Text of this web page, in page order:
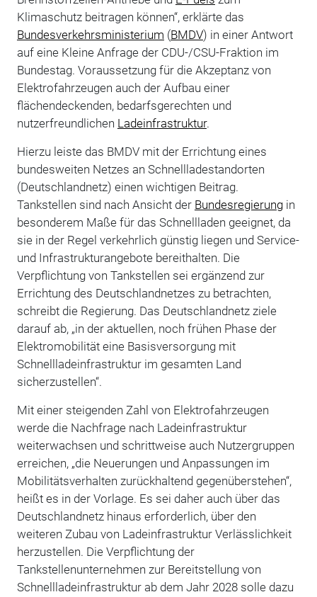
Klimaschutz beitragen können“, erklärte das
Bundesverkehrsministerium (BMDV) in einer Antwort
auf eine Kleine Anfrage der CDU-/CSU-Fraktion im
Bundestag. Voraussetzung für die Akzeptanz von
Elektrofahrzeugen auch der Aufbau einer
flächendeckenden, bedarfsgerechten und
nutzerfreundlichen Ladeinfrastruktur.
Hierzu leiste das BMDV mit der Errichtung eines
bundesweiten Netzes an Schnellladestandorten
(Deutschlandnetz) einen wichtigen Beitrag.
Tankstellen sind nach Ansicht der Bundesregierungin
besonderem Maße für das Schnellladen geeignet, da
sie in der Regel verkehrlich günstig liegen und Service-
und Infrastrukturangebote bereithalten. Die
Verpflichtung von Tankstellen sei ergänzend zur
Errichtung des Deutschlandnetzes zu betrachten,
schreibt die Regierung. Das Deutschlandnetz ziele
darauf ab, „in der aktuellen, noch frühen Phase der
Elektromobilität eine Basisversorgung mit
Schnellladeinfrastruktur im gesamten Land
sicherzustellen“.
Mit einer steigenden Zahl von Elektrofahrzeugen
werde die Nachfrage nach Ladeinfrastruktur
weiterwachsen und schrittweise auch Nutzergruppen
erreichen, „die Neuerungen und Anpassungen im
Mobilitätsverhalten zurückhaltend gegenüberstehen“,
heißt es in der Vorlage. Es sei daher auch über das
Deutschlandnetz hinaus erforderlich, über den
weiteren Zubau von Ladeinfrastruktur Verlässlichkeit
herzustellen. Die Verpflichtung der
Tankstellenunternehmen zur Bereitstellung von
Schnellladeinfrastruktur ab dem Jahr 2028 solle dazu